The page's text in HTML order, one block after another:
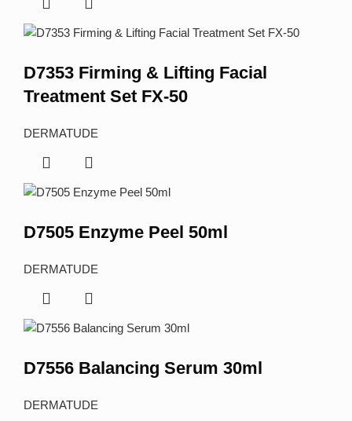
D7353 Firming & Lifting Facial
Treatment Set FX-50
DERMATUDE
D7505 Enzyme Peel 50ml
DERMATUDE
D7556 Balancing Serum 30ml
DERMATUDE